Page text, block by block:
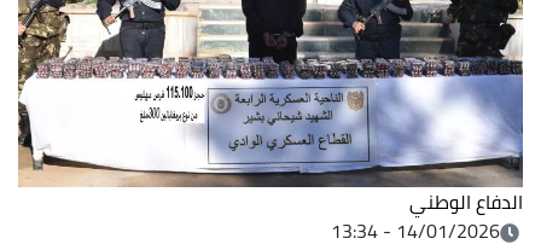
الدفاع الوطني
14/01/2026 - 13:34